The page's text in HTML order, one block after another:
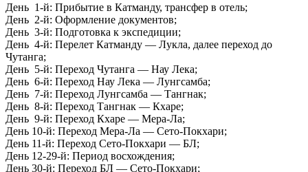
День 1-й: Прибытие в Катманду, трансфер в отель;
День 2-й: Оформление документов;
День 3-й: Подготовка к экспедиции;
День 4-й: Перелет Катманду — Лукла, далее переход до
Чутанга;
День 5-й: Переход Чутанга — Нау Лека;
День 6-й: Переход Нау Лека — Лунгсамба;
День 7-й: Переход Лунгсамба — Тангнак;
День 8-й: Переход Тангнак — Кхаре;
День 9-й: Переход Кхаре — Мера-Ла;
День 10-й: Переход Мера-Ла — Сето-Покхари;
День 11-й: Переход Сето-Покхари — БЛ;
День 12-29-й: Период восхождения;
День 30-й: Переход БЛ — Сето-Покхари;